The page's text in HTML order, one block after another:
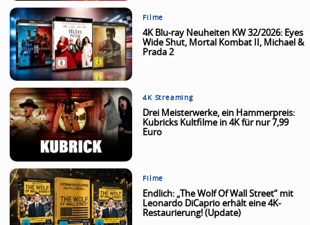
Filme
4K Blu-ray Neuheiten KW 32/2026: Eyes
Wide Shut, Mortal Kombat II, Michael &
Prada 2
4K Streaming
Drei Meisterwerke, ein Hammerpreis:
Kubricks Kultfilme in 4K für nur 7,99
Euro
Filme
Endlich: „The Wolf Of Wall Street“ mit
Leonardo DiCaprio erhält eine 4K-
Restaurierung! (Update)